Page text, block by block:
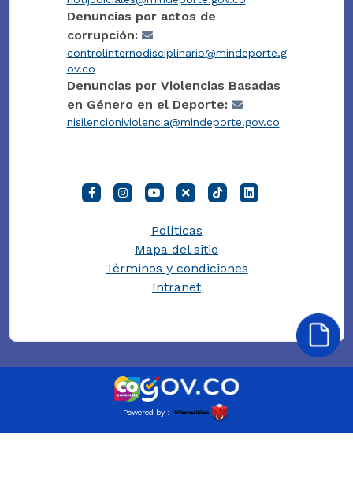
Denuncias por actos de
corrupción:
controlinternodisciplinario@mindeporte.g
ov.co
Denuncias por Violencias Basadas
en Género en el Deporte:
nisilencioniviolencia@mindeporte.gov.co
Políticas
Mapa del sitio
Términos y condiciones
Intranet
Powered by :